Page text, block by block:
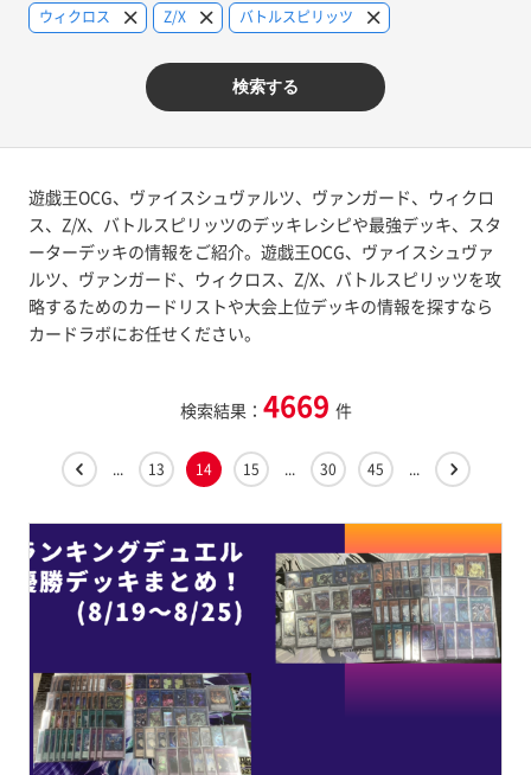
ウィクロス
Z/X バトルスピリッツ
検索する
遊戯王OCG、ヴァイスシュヴァルツ、ヴァンガード、ウィクロ
ス、Z/X、バトルスピリッツのデッキレシピや最強デッキ、スタ
ーターデッキの情報をご紹介。遊戯王OCG、ヴァイスシュヴァ
ルツ、ヴァンガード、ウィクロス、Z/X、バトルスピリッツを攻
略するためのカードリストや大会上位デッキの情報を探すなら
カードラボにお任せください。
検索結果： 4669 件
... 13 14 15 ... 30 45 ...